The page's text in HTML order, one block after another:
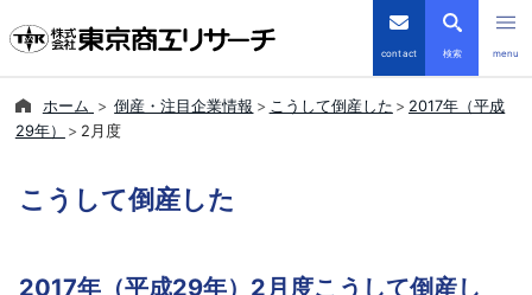
contact 検索 menu
TSRデータインサイト
ホーム 倒産・注目企業情報 こうして倒産した
2017年（平成
29年）
2月度
こうして倒産した
2017年（平成29年）2月度こうして倒産し